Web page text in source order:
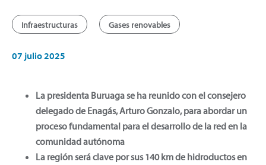
Infraestructuras Gases renovables
07 julio 2025
La presidenta Buruaga se ha reunido con el consejero
delegado de Enagás, Arturo Gonzalo, para abordar un
proceso fundamental para el desarrollo de la red en la
comunidad autónoma
La región será clave por sus 140 km de hidroductos en